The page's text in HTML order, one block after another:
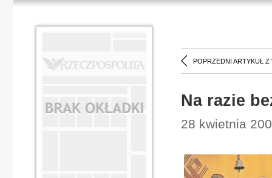
POPRZEDNI ARTYKUŁ Z
Na razie
28 kwietnia